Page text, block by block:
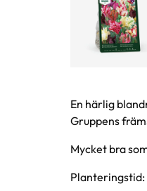
En härlig
Gruppens
Mycket bra